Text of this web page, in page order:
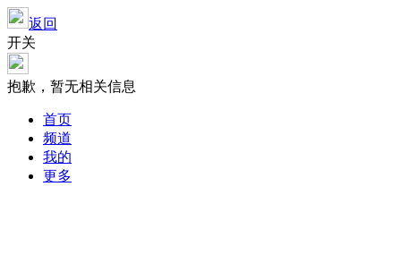
返回
开关
抱歉，暂无相关信息
首页
频道
我的
更多